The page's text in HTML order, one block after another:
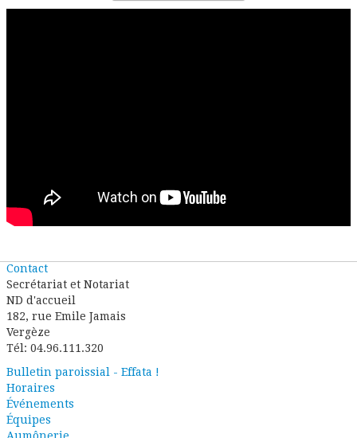
Contact
Secrétariat et Notariat
ND d'accueil
182, rue Emile Jamais
Vergèze
Tél: 04.96.111.320
Bulletin paroissial - Effata !
Horaires
Événements
Équipes